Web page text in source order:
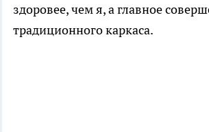
здоровее, чем я, а главное
традиционного каркаса.